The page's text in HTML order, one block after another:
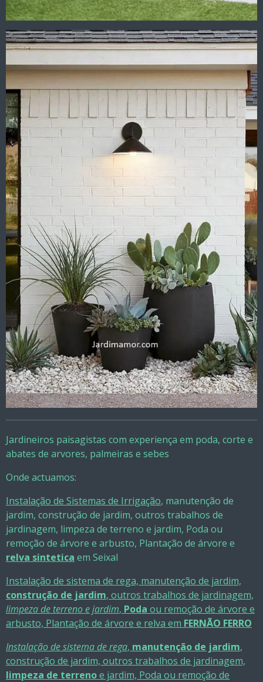
Jardineiros paisagistas com experiença em poda, corte e
abates de arvores, palmeiras e sebes
Onde actuamos:
Instalação de Sistemas de Irrigação, manutenção de
jardim, construção de jardim, outros trabalhos de
jardinagem, limpeza de terreno e jardim, Poda ou
remoção de árvore e arbusto, Plantação de árvore e
relva sintetica em Seixal
Instalação de sistema de rega, manutenção de jardim,
construção de jardim, outros trabalhos de jardinagem,
limpeza de terreno e jardim, Poda ou remoção de árvore e
arbusto, Plantação de árvore e relva em FERNÃO FERRO
Instalação de sistema de rega, manutenção de jardim,
construção de jardim, outros trabalhos de jardinagem,
limpeza de terrenoe jardim, Poda ou remoção de